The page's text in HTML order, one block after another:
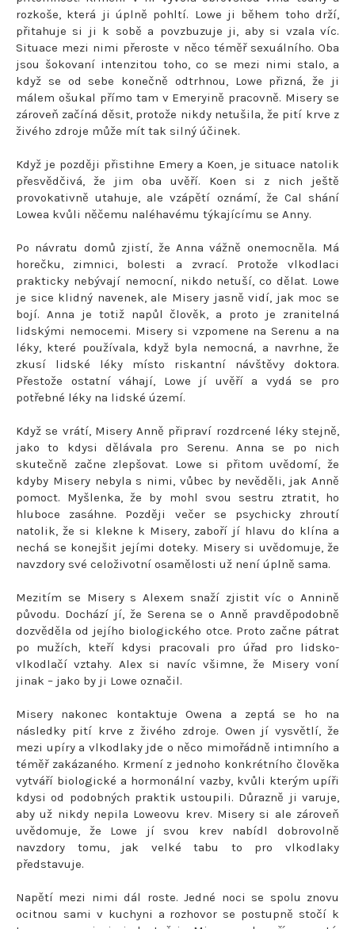
rozkoše, která ji úplně pohltí. Lowe ji během toho drží,
přitahuje si ji k sobě a povzbuzuje ji, aby si vzala víc.
Situace mezi nimi přeroste v něco téměř sexuálního. Oba
jsou šokovaní intenzitou toho, co se mezi nimi stalo, a
když se od sebe konečně odtrhnou, Lowe přizná, že ji
málem ošukal přímo tam v Emeryině pracovně. Misery se
zároveň začíná děsit, protože nikdy netušila, že pití krve z
živého zdroje může mít tak silný účinek.
Když je později přistihne Emery a Koen, je situace natolik
přesvědčivá, že jim oba uvěří. Koen si z nich ještě
provokativně utahuje, ale vzápětí oznámí, že Cal shání
Lowea kvůli něčemu naléhavému týkajícímu se Anny.
Po návratu domů zjistí, že Anna vážně onemocněla. Má
horečku, zimnici, bolesti a zvrací. Protože vlkodlaci
prakticky nebývají nemocní, nikdo netuší, co dělat. Lowe
je sice klidný navenek, ale Misery jasně vidí, jak moc se
bojí. Anna je totiž napůl člověk, a proto je zranitelná
lidskými nemocemi. Misery si vzpomene na Serenu a na
léky, které používala, když byla nemocná, a navrhne, že
zkusí lidské léky místo riskantní návštěvy doktora.
Přestože ostatní váhají, Lowe jí uvěří a vydá se pro
potřebné léky na lidské území.
Když se vrátí, Misery Anně připraví rozdrcené léky stejně,
jako to kdysi dělávala pro Serenu. Anna se po nich
skutečně začne zlepšovat. Lowe si přitom uvědomí, že
kdyby Misery nebyla s nimi, vůbec by nevěděli, jak Anně
pomoct. Myšlenka, že by mohl svou sestru ztratit, ho
hluboce zasáhne. Později večer se psychicky zhroutí
natolik, že si klekne k Misery, zaboří jí hlavu do klína a
nechá se konejšit jejími doteky. Misery si uvědomuje, že
navzdory své celoživotní osamělosti už není úplně sama.
Mezitím se Misery s Alexem snaží zjistit víc o Annině
původu. Dochází jí, že Serena se o Anně pravděpodobně
dozvěděla od jejího biologického otce. Proto začne pátrat
po mužích, kteří kdysi pracovali pro úřad pro lidsko-
vlkodlačí vztahy. Alex si navíc všimne, že Misery voní
jinak – jako by ji Lowe označil.
Misery nakonec kontaktuje Owena a zeptá se ho na
následky pití krve z živého zdroje. Owen jí vysvětlí, že
mezi upíry a vlkodlaky jde o něco mimořádně intimního a
téměř zakázaného. Krmení z jednoho konkrétního člověka
vytváří biologické a hormonální vazby, kvůli kterým upíři
kdysi od podobných praktik ustoupili. Důrazně ji varuje,
aby už nikdy nepila Loweovu krev. Misery si ale zároveň
uvědomuje, že Lowe jí svou krev nabídl dobrovolně
navzdory tomu, jak velké tabu to pro vlkodlaky
představuje.
Napětí mezi nimi dál roste. Jedné noci se spolu znovu
ocitnou sami v kuchyni a rozhovor se postupně stočí k